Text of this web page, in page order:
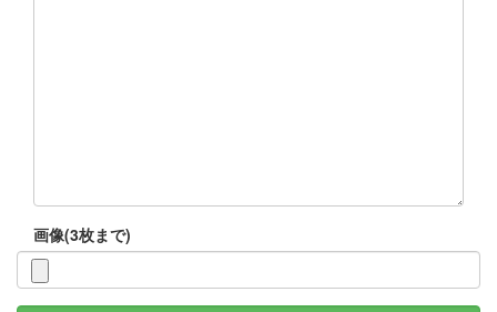
画像(3枚まで)